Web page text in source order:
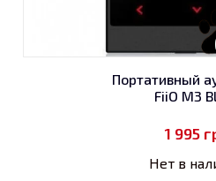
Портативный
FiiO M3
1 995
Нет в